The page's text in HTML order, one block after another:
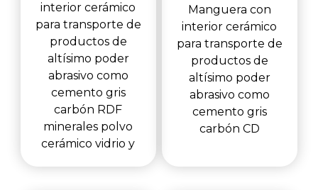
interior cerámico
para transporte de
productos de
altísimo poder
abrasivo como
cemento gris
carbón RDF
minerales polvo
cerámico vidrio y
Manguera con
interior cerámico
para transporte de
productos de
altísimo poder
abrasivo como
cemento gris
carbón CD